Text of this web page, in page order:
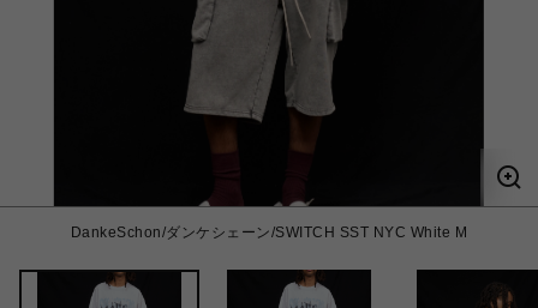
DankeSchon/ダンケシェーン/SWITCH SST NYC White M